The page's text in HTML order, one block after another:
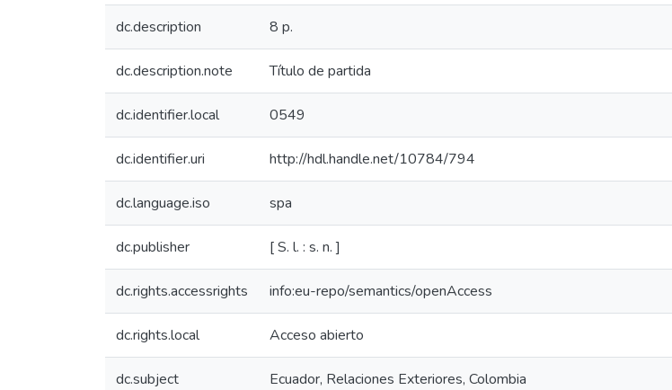
dc.description 8 p.
dc.description.note Título de partida
dc.identifier.local 0549
dc.identifier.uri http://hdl.handle.net/10784/794
dc.language.iso spa
dc.publisher [ S. l. : s. n. ]
dc.rights.accessrights info:eu-repo/semantics/openAccess
dc.rights.local Acceso abierto
dc.subject Ecuador, Relaciones Exteriores, Colombia